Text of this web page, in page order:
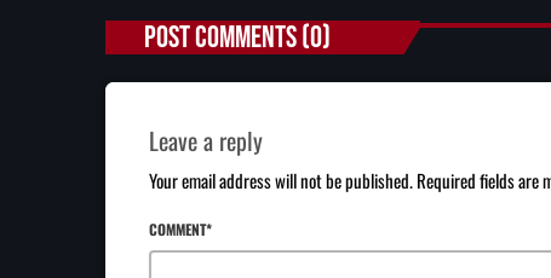
POST COMMENTS (0)
Leave a reply
Your email address will not be published. Required fields are
COMMENT*